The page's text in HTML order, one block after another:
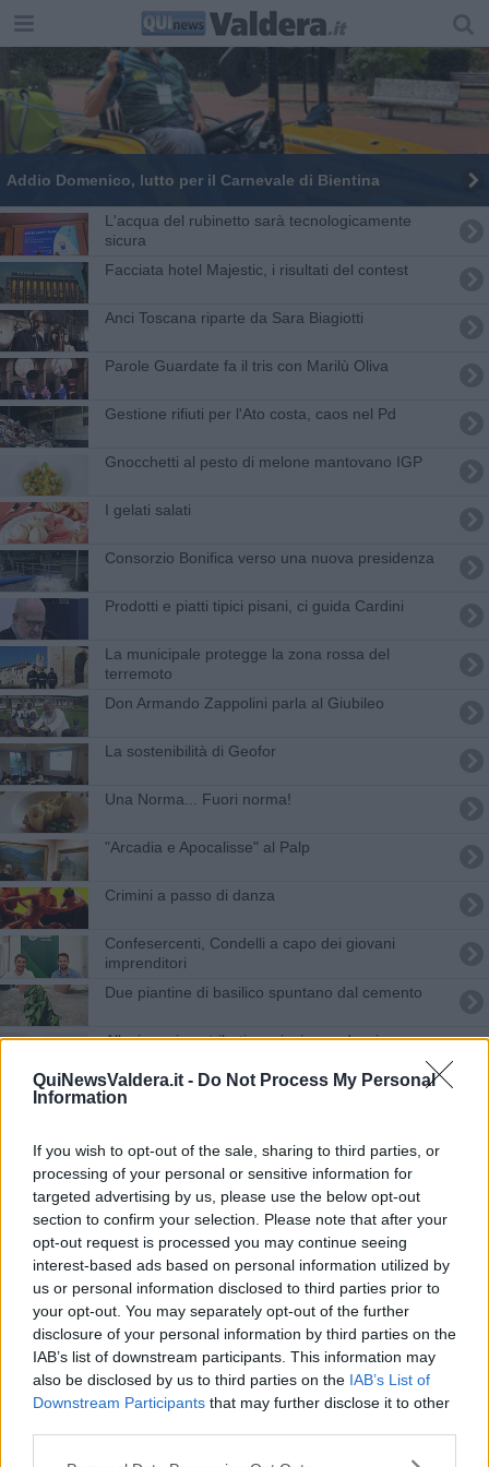
QuiNewsValdera.it - Do Not Process My Personal
Information
If you wish to opt-out of the sale, sharing to third parties, or
processing of your personal or sensitive information for
targeted advertising by us, please use the below opt-out
section to confirm your selection. Please note that after your
opt-out request is processed you may continue seeing
interest-based ads based on personal information utilized by
us or personal information disclosed to third parties prior to
your opt-out. You may separately opt-out of the further
disclosure of your personal information by third parties on the
IAB’s list of downstream participants. This information may
also be disclosed by us to third parties on the IAB’s List of
Downstream Participants that may further disclose it to other
Addio Domenico, lutto per il Carnevale di Bientina
L'acqua del rubinetto sarà tecnologicamente
sicura
Facciata hotel Majestic, i risultati del contest
Anci Toscana riparte da Sara Biagiotti
Parole Guardate fa il tris con Marilù Oliva
Gestione rifiuti per l'Ato costa, caos nel Pd
Gnocchetti al pesto di melone mantovano IGP
I gelati salati
Consorzio Bonifica verso una nuova presidenza
Prodotti e piatti tipici pisani, ci guida Cardini
La municipale protegge la zona rossa del
terremoto
Don Armando Zappolini parla al Giubileo
La sostenibilità di Geofor
Una Norma... Fuori norma!
"Arcadia e Apocalisse" al Palp
Crimini a passo di danza
Confesercenti, Condelli a capo dei giovani
imprenditori
Due piantine di basilico spuntano dal cemento
Alluvione, i contributi cominciano ad arrivare
Duecento moto storiche al Museo Piaggio
toscani
In viaggio a Firenze con l'autonoleggio
Nel silenzio, in segreto
Foto storica
Esplosione a Verona, le forze dell'ordine
omaggiano i tre Carabinieri
Partiti per Norcia altri 2 vigili volontari